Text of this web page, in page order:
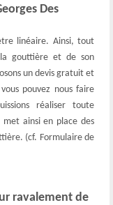
Des
linéaire. Ainsi, tout
gouttière et de son
un devis gratuit et
pouvez nous faire
réaliser toute
met ainsi en place des
(cf. Formulaire de
ravalement de